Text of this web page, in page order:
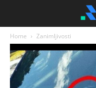
Home Zanimljivosti